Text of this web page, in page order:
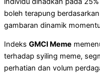
boleh terapung
gambaran dinamik
Indeks GMCI Meme
terhadap syiling meme,
perhatian dan volum